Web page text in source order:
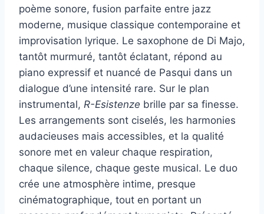
poème sonore, fusion parfaite entre jazz
moderne, musique classique contemporaine et
improvisation lyrique. Le saxophone de Di Majo,
tantôt murmuré, tantôt éclatant, répond au
piano expressif et nuancé de Pasqui dans un
dialogue d’une intensité rare. Sur le plan
instrumental, R-Esistenze brille par sa finesse.
Les arrangements sont ciselés, les harmonies
audacieuses mais accessibles, et la qualité
sonore met en valeur chaque respiration,
chaque silence, chaque geste musical. Le duo
crée une atmosphère intime, presque
cinématographique, tout en portant un